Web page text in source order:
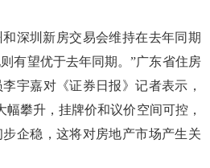
深圳新房交易会维持在去年同期
有望优于去年同期。”广东省住房
宇嘉对《证券日报》记者表示，
攀升，挂牌价和议价空间可控，
企稳，这将对房地产市场产生关